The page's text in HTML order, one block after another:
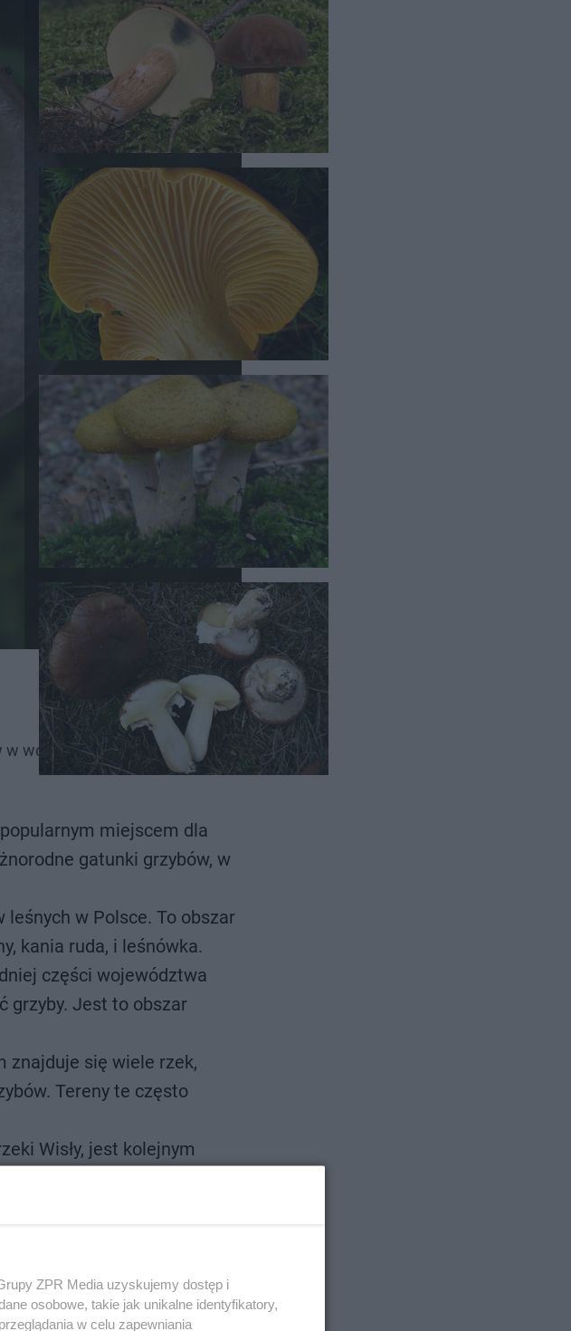
województwie kujawsko-
miejscem dla
gatunki grzybów, w
leśnych w Polsce. To obszar
kania ruda, i leśnówka.
części województwa
grzyby. Jest to obszar
znajduje się wiele rzek,
Tereny te często
Wisły, jest kolejnym
grzybów, które można
kujawsko-pomorskiego są
różnorodności gatunków
ZPR Media uzyskujemy dostęp i
osobowe, takie jak unikalne identyfikatory,
w celu zapewniania